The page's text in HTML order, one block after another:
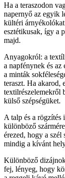
Ha a teraszodon
napernyő az egyik
kültéri
esztétikusak, így a
majd.
Anyagokról: a
a napfénynek és az
a minták
teraszt. Ha akarod,
textilrészelemekről
külső szépségüket.
A talp és a rögzítés
különböző
érezed, hogy a szél
mindig a kívánt
Különböző
fej, lényeg, hogy